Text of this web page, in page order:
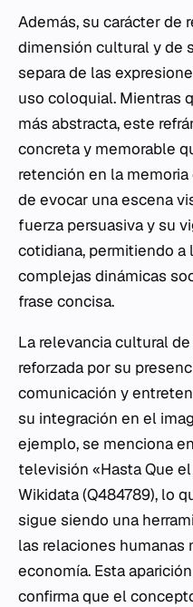
Además, su carácter de
dimensión cultural y de
separa de las
uso coloquial. Mientras
más abstracta, este
concreta y memorable
retención en la
de evocar una escena
fuerza persuasiva y su
cotidiana, permitiendo
complejas dinámicas
frase concisa.
La relevancia cultural
reforzada por su
comunicación y
su integración en el
ejemplo, se menciona
televisión «Hasta Que
Wikidata (Q484789), lo
sigue siendo una
las relaciones humanas
economía. Esta
confirma que el